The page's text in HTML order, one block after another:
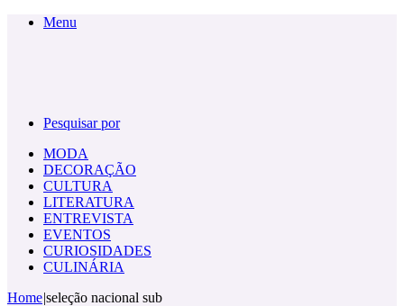
Menu
Pesquisar por
MODA
DECORAÇÃO
CULTURA
LITERATURA
ENTREVISTA
EVENTOS
CURIOSIDADES
CULINÁRIA
Home|seleção nacional sub